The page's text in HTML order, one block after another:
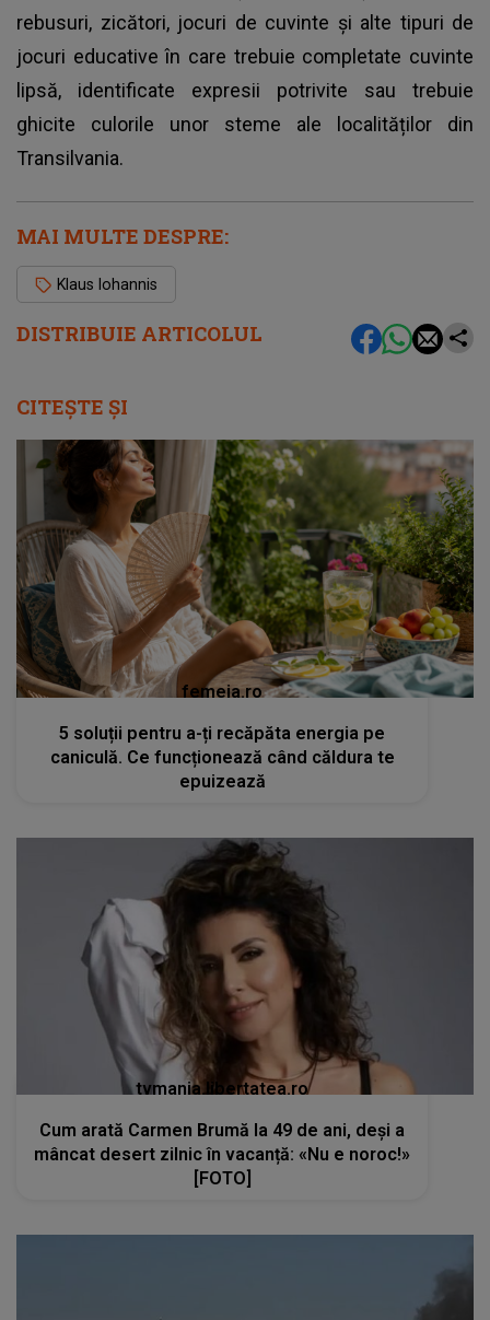
DISTRIBUIE ARTICOLUL
rebusuri, zicători, jocuri de cuvinte și alte tipuri de
jocuri educative în care trebuie completate cuvinte
lipsă, identificate expresii potrivite sau trebuie
ghicite culorile unor steme ale localităților din
Transilvania.
MAI MULTE DESPRE:
Klaus Iohannis
CITEȘTE ȘI
femeia.ro
5 soluții pentru a-ți recăpăta energia pe
caniculă. Ce funcționează când căldura te
epuizează
tvmania.libertatea.ro
Cum arată Carmen Brumă la 49 de ani, deși a
mâncat desert zilnic în vacanță: «Nu e noroc!»
[FOTO]